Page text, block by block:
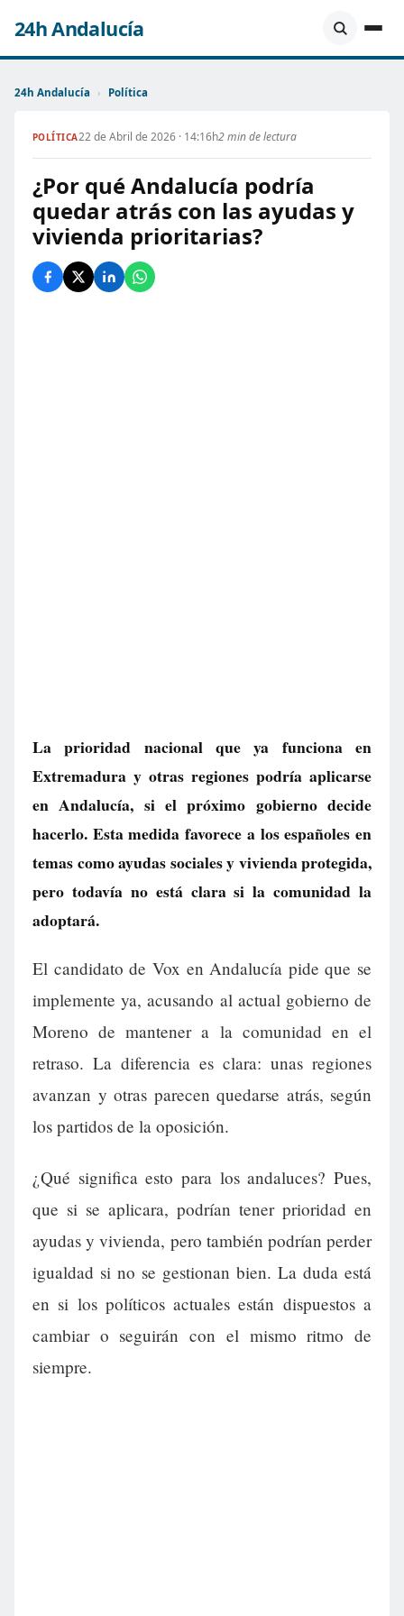
24h Andalucía
24h Andalucía › Política
POLÍTICA22 de Abril de 2026 · 14:16h2 min de lectura
¿Por qué Andalucía podría
quedar atrás con las ayudas y
vivienda prioritarias?
La prioridad nacional que ya funciona en
Extremadura y otras regiones podría aplicarse
en Andalucía, si el próximo gobierno decide
hacerlo. Esta medida favorece a los españoles en
temas como ayudas sociales y vivienda protegida,
pero todavía no está clara si la comunidad la
adoptará.
El candidato de Vox en Andalucía pide que se
implemente ya, acusando al actual gobierno de
Moreno de mantener a la comunidad en el
retraso. La diferencia es clara: unas regiones
avanzan y otras parecen quedarse atrás, según
los partidos de la oposición.
¿Qué significa esto para los andaluces? Pues,
que si se aplicara, podrían tener prioridad en
ayudas y vivienda, pero también podrían perder
igualdad si no se gestionan bien. La duda está
en si los políticos actuales están dispuestos a
cambiar o seguirán con el mismo ritmo de
siempre.